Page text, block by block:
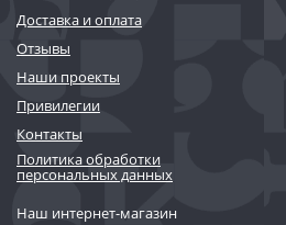
Доставка и оплата
Отзывы
Наши проекты
Привилегии
Контакты
Политика обработки
персональных данных
Наш интернет-магазин